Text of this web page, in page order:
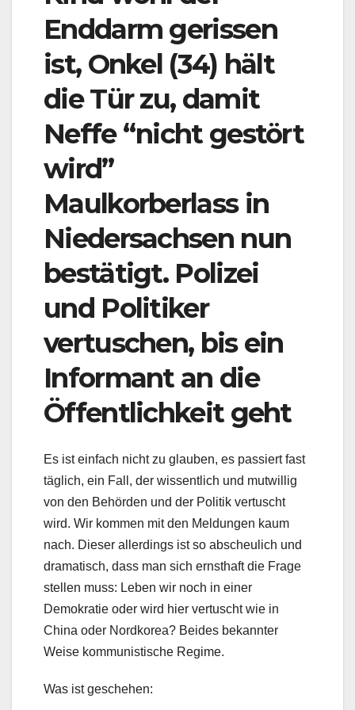
Enddarm gerissen
ist, Onkel (34) hält
die Tür zu, damit
Neffe “nicht gestört
wird”
Maulkorberlass in
Niedersachsen nun
bestätigt. Polizei
und Politiker
vertuschen, bis ein
Informant an die
Öffentlichkeit geht
Es ist einfach nicht zu glauben, es passiert fast
täglich, ein Fall, der wissentlich und mutwillig
von den Behörden und der Politik vertuscht
wird. Wir kommen mit den Meldungen kaum
nach. Dieser allerdings ist so abscheulich und
dramatisch, dass man sich ernsthaft die Frage
stellen muss: Leben wir noch in einer
Demokratie oder wird hier vertuscht wie in
China oder Nordkorea? Beides bekannter
Weise kommunistische Regime.
Was ist geschehen: